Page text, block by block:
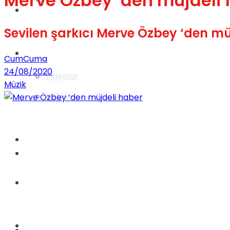
Videolar
Gündem
Yaşam
Sağlık
Sevilen şarkıcı Merve Özbey ‘den
CumCuma
24/08/2020
Müzik